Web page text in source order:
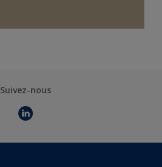
Suivez-nous